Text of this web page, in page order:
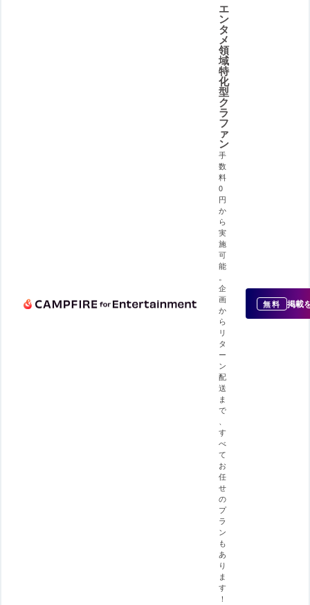
エ
ン
タ
メ
領
域
特
化
型
ク
ラ
フ
ァ
ン
手
数
料
0
円
か
ら
実
施
可
能
。
企
画
か
ら
リ
タ
ー
ン
配
送
ま
で
、
す
べ
て
お
任
せ
の
プ
ラ
ン
も
あ
り
ま
す
！
無料 掲載